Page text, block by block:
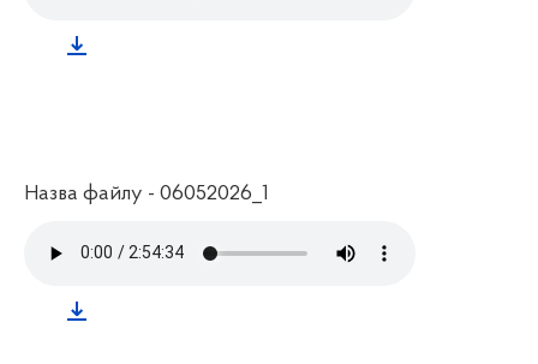
Назва файлу - 06052026_1